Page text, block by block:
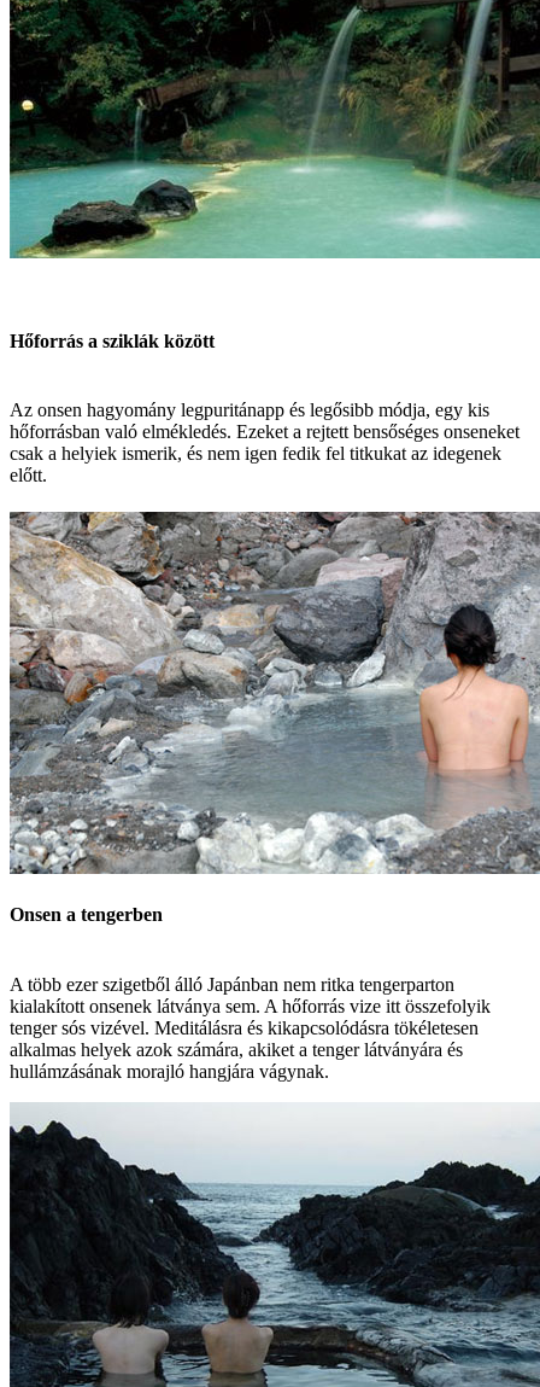
Hőforrás a sziklák között
Az onsen hagyomány legpuritánapp és legősibb módja, egy kis
hőforrásban való elmékledés. Ezeket a rejtett bensőséges onseneket
csak a helyiek ismerik, és nem igen fedik fel titkukat az idegenek
előtt.
Onsen a tengerben
A több ezer szigetből álló Japánban nem ritka tengerparton
kialakított onsenek látványa sem. A hőforrás vize itt összefolyik
tenger sós vizével. Meditálásra és kikapcsolódásra tökéletesen
alkalmas helyek azok számára, akiket a tenger látványára és
hullámzásának morajló hangjára vágynak.